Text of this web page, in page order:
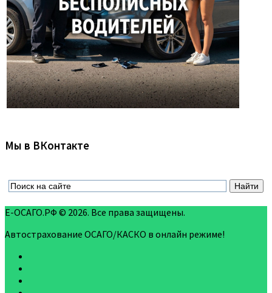
Мы в ВКонтакте
Е-ОСАГО.РФ © 2026. Все права защищены.
Автострахование ОСАГО/КАСКО в онлайн режиме!